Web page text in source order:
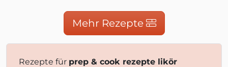
Mehr Rezepte
Rezepte für prep & cook rezepte likör